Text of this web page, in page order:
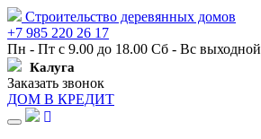
Строительство деревянных домов
+7 985 220 26 17
Пн - Пт с 9.00 до 18.00 Сб - Вс выходной
Калуга
Заказать звонок
ДОМ В КРЕДИТ
Навигация